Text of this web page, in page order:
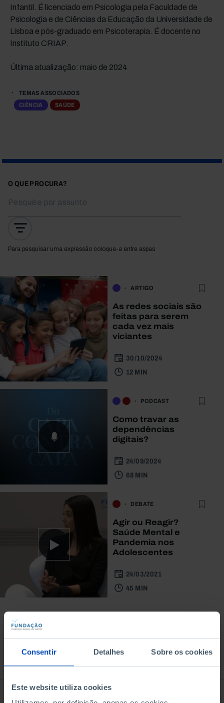
Consentir Detalhes Sobre os cookies
Este website utiliza cookies
Infantil. É licenciado em Psicologia pela Faculdade de
Psicologia e de Ciências da Educação da Universidade de
Lisboa e pós-graduado em Psicoterapia. É docente no
Instituto CRIAP.
Última atualização: maio de 2024
TEMAS ASSOCIADOS
CIÊNCIA
SAÚDE
O QUE PROCURA?
Para pesquisar uma expressão coloque-a entre aspas
ARTIGO
As redes sociais são
feitas para serem
cada vez mais
viciantes
30/10/2024
12 MIN
PODCAST
Como travar as
dependências
digitais?
24/09/2024
68 MIN
DEBATE
Agir ou Reagir?
Saúde Mental e
Pandemia nos
Adolescentes
24/03/2021
45 MIN
À venda na Livraria